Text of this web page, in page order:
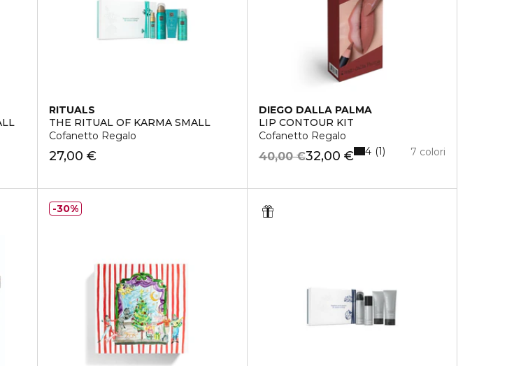
RITUALS
THE RITUAL OF KARMA SMALL
Cofanetto Regalo
27,00 €
DIEGO DALLA PALMA
LIP CONTOUR KIT
Cofanetto Regalo
32,00 €
40,00 € 7 colori
4 1
30%